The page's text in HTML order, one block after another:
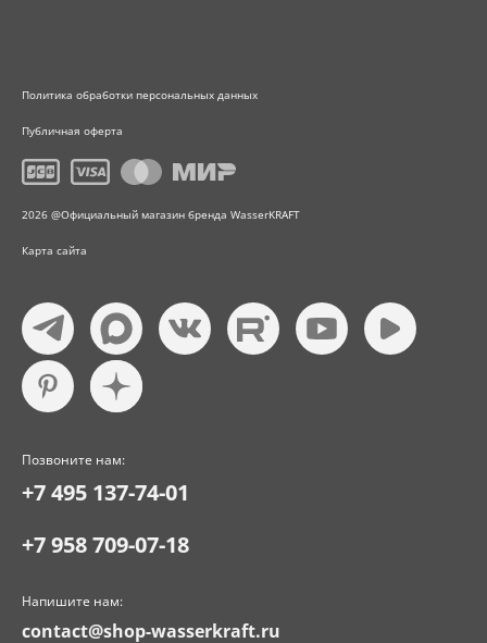
Политика обработки персональных данных
Публичная оферта
2026 @Официальный магазин бренда WasserKRAFT
Карта сайта
Позвоните нам:
+7 495 137-74-01
+7 958 709-07-18
Напишите нам:
contact@shop-wasserkraft.ru